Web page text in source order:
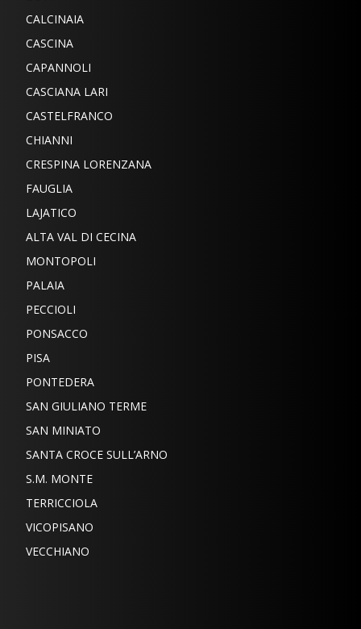
CALCINAIA
CASCINA
CAPANNOLI
CASCIANA LARI
CASTELFRANCO
CHIANNI
CRESPINA LORENZANA
FAUGLIA
LAJATICO
ALTA VAL DI CECINA
MONTOPOLI
PALAIA
PECCIOLI
PONSACCO
PISA
PONTEDERA
SAN GIULIANO TERME
SAN MINIATO
SANTA CROCE SULL’ARNO
S.M. MONTE
TERRICCIOLA
VICOPISANO
VECCHIANO